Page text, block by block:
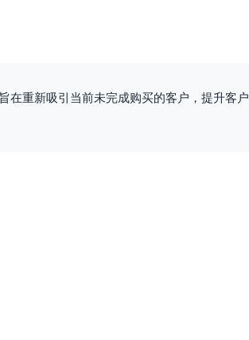
在重新吸引当前未完成购买的客户，提升客户